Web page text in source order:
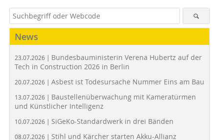
News
23.07.2026 | Bundesbauministerin Verena Hubertz auf der
Tech in Construction 2026 in Berlin
20.07.2026 | Asbest ist Todesursache Nummer Eins am Bau
13.07.2026 | Baustellenüberwachung mit Kameratürmen
und Künstlicher Intelligenz
10.07.2026 | SiGeKo-Standardwerk in drei Bänden
08.07.2026 | Stihl und Kärcher starten Akku-Allianz